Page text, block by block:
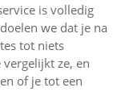
is volledig
we dat je na
tot niets
ze, en
of je tot een